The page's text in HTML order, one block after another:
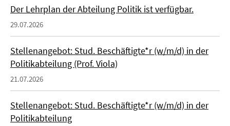
Der Lehrplan der Abteilung Politik ist verfügbar.
29.07.2026
Stellenangebot: Stud. Beschäftigte*r (w/m/d) in der
Politikabteilung (Prof. Viola)
21.07.2026
Stellenangebot: Stud. Beschäftigte*r (w/m/d) in der
Politikabteilung